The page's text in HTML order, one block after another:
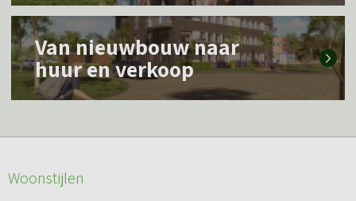
s
m
e
o
e
L
e
s
e
Van nieuwbouw naar
huur en verkoop
Woonstijlen